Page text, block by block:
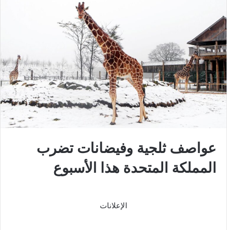
عواصف ثلجية وفيضانات تضرب
المملكة المتحدة هذا الأسبوع
الإعلانات